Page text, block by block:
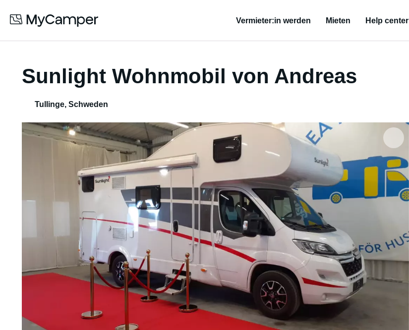
Vermieter:in werden Mieten Help center
Sunlight Wohnmobil von Andreas
Tullinge, Schweden